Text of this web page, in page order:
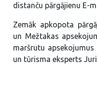
distanču pārgājienu E-
Zemāk apkopota
un Mežtakas
maršrutu
un tūrisma eksperts